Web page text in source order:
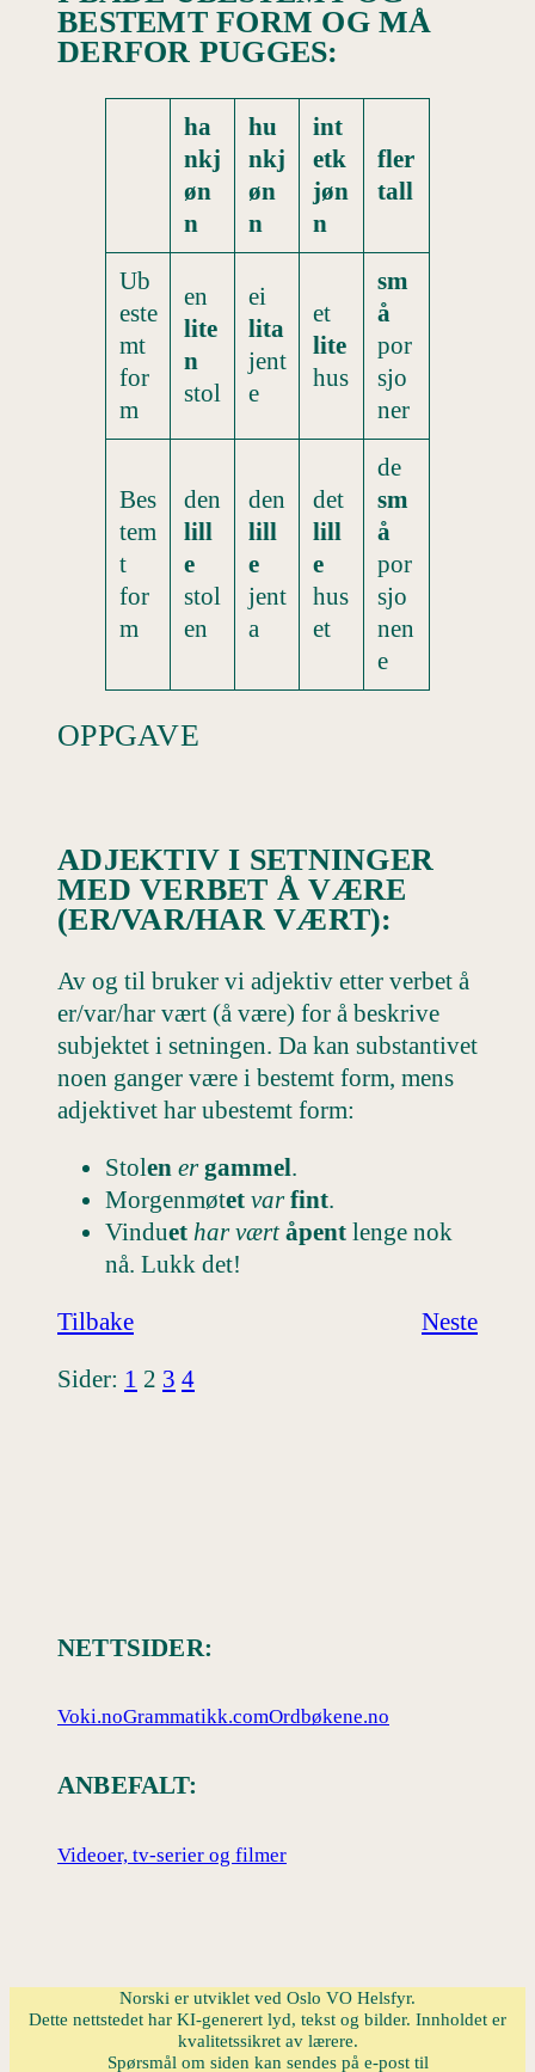
BESTEMT FORM OG MÅ
DERFOR PUGGES:
ha
nkj
øn
n
hu
nkj
øn
n
int
etk
jøn
n
fler
tall
Ub
este
mt
for
m
en
lite
n
stol
ei
lita
jent
e
et
lite
hus
sm
å
por
sjo
ner
Bes
tem
t
for
m
den
lill
e
stol
en
den
lill
e
jent
a
det
lill
e
hus
et
de
sm
å
por
sjo
nen
e
OPPGAVE
ADJEKTIV I SETNINGER
MED VERBET Å VÆRE
(ER/VAR/HAR VÆRT):
Av og til bruker vi adjektiv etter verbet å
er/var/har vært (å være) for å beskrive
subjektet i setningen. Da kan substantivet
noen ganger være i bestemt form, mens
adjektivet har ubestemt form:
Stolen er gammel.
Morgenmøtet var fint.
Vinduet har vært åpent lenge nok
nå. Lukk det!
Tilbake
Neste
Sider: 1 2 3 4
NETTSIDER:
Voki.noGrammatikk.comOrdbøkene.no
ANBEFALT:
Videoer, tv-serier og filmer
Norski er utviklet ved Oslo VO Helsfyr.
Dette nettstedet har KI-generert lyd, tekst og bilder. Innholdet er
kvalitetssikret av lærere.
Spørsmål om siden kan sendes på e-post til